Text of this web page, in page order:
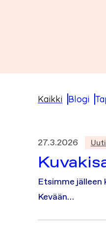
Kaikki Blogi
27.3.2026
Etsimme jälleen
Kevään…